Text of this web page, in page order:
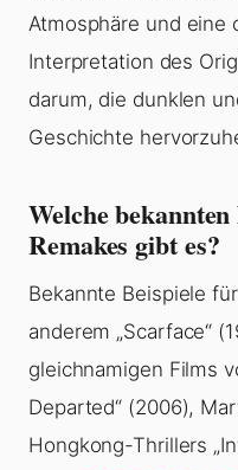
Atmosphäre und eine
Interpretation des
darum, die dunklen
Geschichte
Welche
Remakes gibt es?
Bekannte Beispiele
anderem „Scarface“
gleichnamigen Films
Departed“ (2006),
Hongkong-Thrillers